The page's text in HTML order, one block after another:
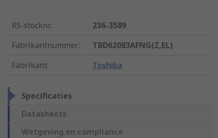
RS-stocknr.:
236-3589
Fabrikantnummer:
TBD62083AFNG(Z,EL)
Fabrikant: Toshiba
Specificaties
Datasheets
Wetgeving en compliance